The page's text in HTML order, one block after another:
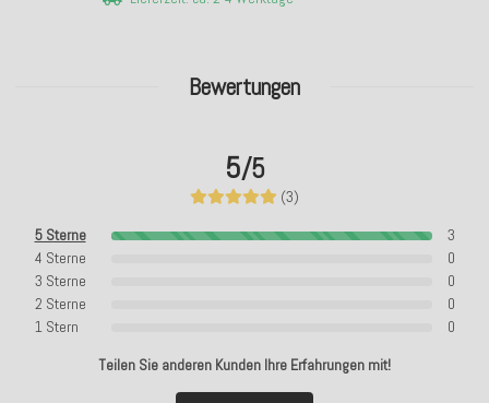
Bewertungen
5/5
(3)
5 Sterne
3
4 Sterne
0
3 Sterne
0
2 Sterne
0
1 Stern
0
Teilen Sie anderen Kunden Ihre Erfahrungen mit!